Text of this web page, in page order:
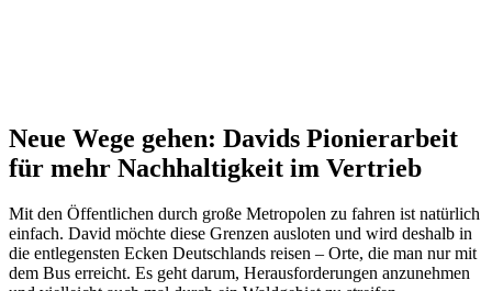
Neue Wege gehen: Davids Pionierarbeit
für mehr Nachhaltigkeit im Vertrieb
Mit den Öffentlichen durch große Metropolen zu fahren ist natürlich
einfach. David möchte diese Grenzen ausloten und wird deshalb in
die entlegensten Ecken Deutschlands reisen – Orte, die man nur mit
dem Bus erreicht. Es geht darum, Herausforderungen anzunehmen